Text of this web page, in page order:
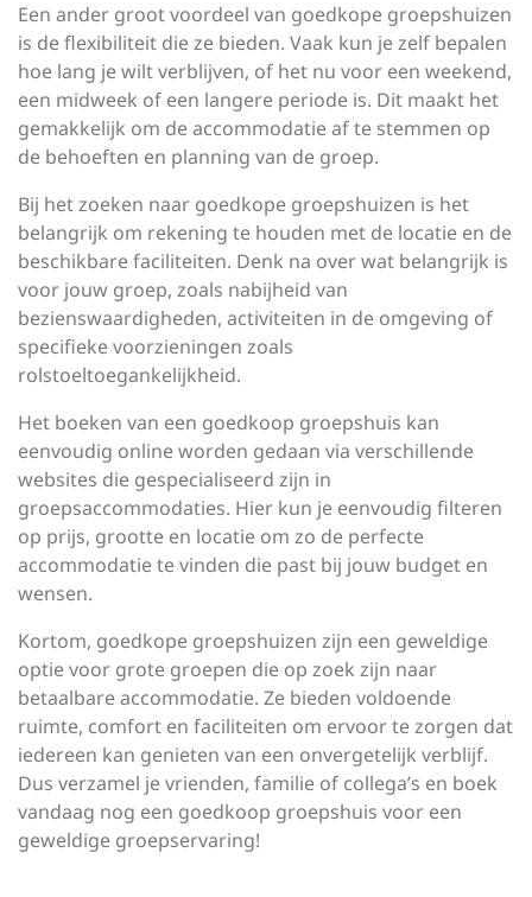
Een ander groot voordeel van goedkope groepshuizen
is de flexibiliteit die ze bieden. Vaak kun je zelf bepalen
hoe lang je wilt verblijven, of het nu voor een weekend,
een midweek of een langere periode is. Dit maakt het
gemakkelijk om de accommodatie af te stemmen op
de behoeften en planning van de groep.
Bij het zoeken naar goedkope groepshuizen is het
belangrijk om rekening te houden met de locatie en de
beschikbare faciliteiten. Denk na over wat belangrijk is
voor jouw groep, zoals nabijheid van
bezienswaardigheden, activiteiten in de omgeving of
specifieke voorzieningen zoals
rolstoeltoegankelijkheid.
Het boeken van een goedkoop groepshuis kan
eenvoudig online worden gedaan via verschillende
websites die gespecialiseerd zijn in
groepsaccommodaties. Hier kun je eenvoudig filteren
op prijs, grootte en locatie om zo de perfecte
accommodatie te vinden die past bij jouw budget en
wensen.
Kortom, goedkope groepshuizen zijn een geweldige
optie voor grote groepen die op zoek zijn naar
betaalbare accommodatie. Ze bieden voldoende
ruimte, comfort en faciliteiten om ervoor te zorgen dat
iedereen kan genieten van een onvergetelijk verblijf.
Dus verzamel je vrienden, familie of collega’s en boek
vandaag nog een goedkoop groepshuis voor een
geweldige groepservaring!